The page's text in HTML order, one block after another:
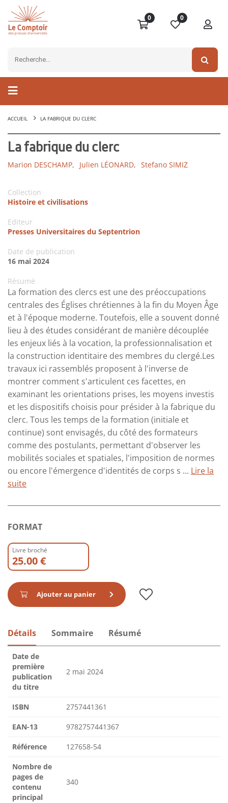
0 0
ACCUEIL LA FABRIQUE DU CLERC
La fabrique du clerc
Marion DESCHAMP, Julien LÉONARD, Stefano SIMIZ
Collection
Histoire et civilisations
Editeur
Presses Universitaires du Septentrion
Date de publication
16 mai 2024
Résumé
La formation des clercs est une des préoccupations
centrales des Églises chrétiennes à la fin du Moyen Âge
et à l'époque moderne. Toutefois, elle a souvent donné
lieu à des études considérant de manière découplée
les enjeux liés à la vocation, la professionnalisation et
la construction identitaire des membres du clergé.Les
travaux ici rassemblés proposent à l'inverse de
montrer comment s'articulent ces facettes, en
examinant les orientations prises, les moyens investis
et les dispositifs choisis pour présider à la fabrique du
clerc. Tous les temps de la formation (initiale et
continue) sont envisagés, du côté des formateurs
comme des postulants, permettant d'observer les
mobilités sociales et spatiales, l'imposition de normes
ou encore l'émergence d'identités de corps s ... Lire la
suite
FORMAT
Livre broché
25.00 €
Ajouter au panier
Détails Sommaire Résumé
Date de
première
publication
du titre
2 mai 2024
ISBN 2757441361
EAN-13 9782757441367
Référence 127658-54
Nombre de
pages de
contenu
principal
340